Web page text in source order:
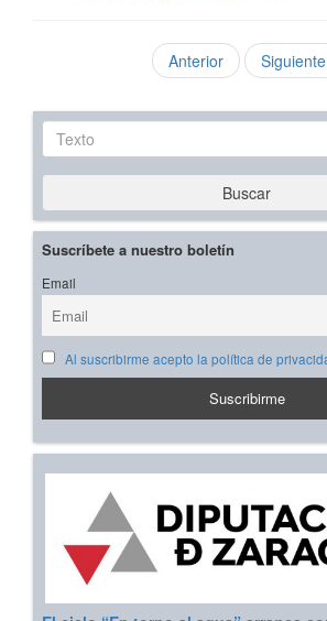
Anterior Siguiente
Texto
Buscar
Suscríbete a nuestro boletín
Email
Al suscribirme acepto la política de